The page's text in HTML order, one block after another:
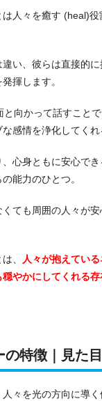
人々を癒す (heal)役
違い、彼らは直接的
揮します。
と向かって話すこと
感情を浄化してくれ
、心身ともに安心で
能力のひとつ。
ても周囲の人々が
、
人々が抱えてい
やかにしてくれる存
の特徴｜見た
々を光の方向に導